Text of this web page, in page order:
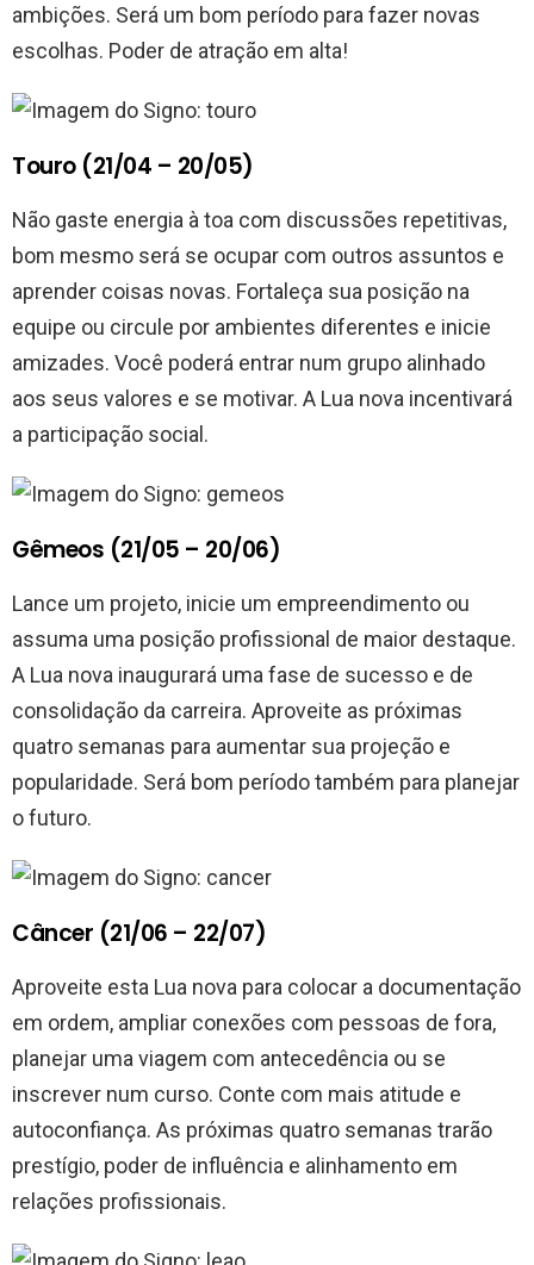
ambições. Será um bom período para fazer novas
escolhas. Poder de atração em alta!
Touro (21/04 – 20/05)
Não gaste energia à toa com discussões repetitivas,
bom mesmo será se ocupar com outros assuntos e
aprender coisas novas. Fortaleça sua posição na
equipe ou circule por ambientes diferentes e inicie
amizades. Você poderá entrar num grupo alinhado
aos seus valores e se motivar. A Lua nova incentivará
a participação social.
Gêmeos (21/05 – 20/06)
Lance um projeto, inicie um empreendimento ou
assuma uma posição profissional de maior destaque.
A Lua nova inaugurará uma fase de sucesso e de
consolidação da carreira. Aproveite as próximas
quatro semanas para aumentar sua projeção e
popularidade. Será bom período também para planejar
o futuro.
Câncer (21/06 – 22/07)
Aproveite esta Lua nova para colocar a documentação
em ordem, ampliar conexões com pessoas de fora,
planejar uma viagem com antecedência ou se
inscrever num curso. Conte com mais atitude e
autoconfiança. As próximas quatro semanas trarão
prestígio, poder de influência e alinhamento em
relações profissionais.